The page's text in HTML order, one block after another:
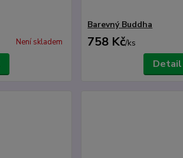
Není skladem
Barevný Buddha
758 Kč/ks
Detail